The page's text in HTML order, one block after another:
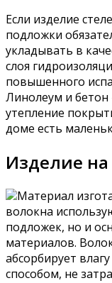
Если изделие
подложки
укладывать в
слоя
повышенного
Линолеум и
утепление
доме есть
Изделие на
Материал
волокна
подложек, но и
материалов.
абсорбирует
способом, не